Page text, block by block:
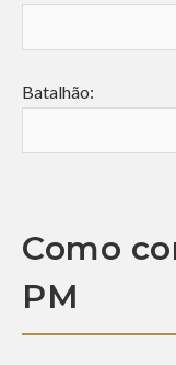
Batalhão:
Como
PM